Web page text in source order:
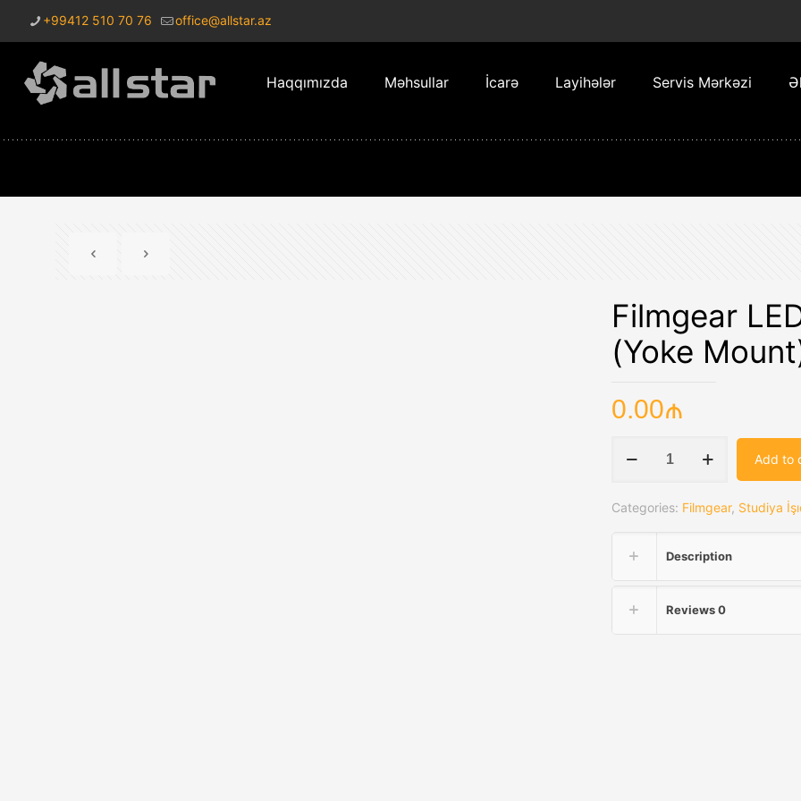
+99412 510 70 76 office@allstar.az
Haqqımızda Məhsullar İcarə Layihələr Servis Mərkəzi
Filmgear
(Yoke
0.00₼
Soft
270
Mount)
Add to
Categories: Filmgear, Studiya
Description
Reviews0